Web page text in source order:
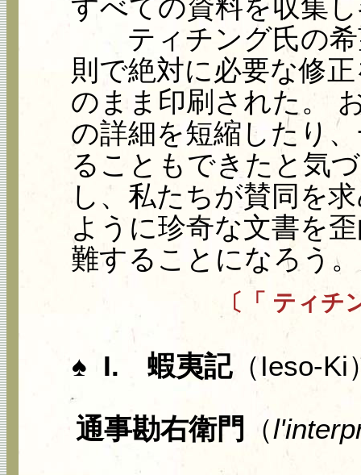
すべての資料を収集
ティチング氏の希
則で絶対に必要な修
のまま印刷された。
の詳細を短縮したり
ることもできたと気
し、私たちが賛同を
ように珍奇な文書を
難することになろう。
〔「 ティチ
♠ I. 蝦夷記（Ieso-Ki
通事勘右衛門
（